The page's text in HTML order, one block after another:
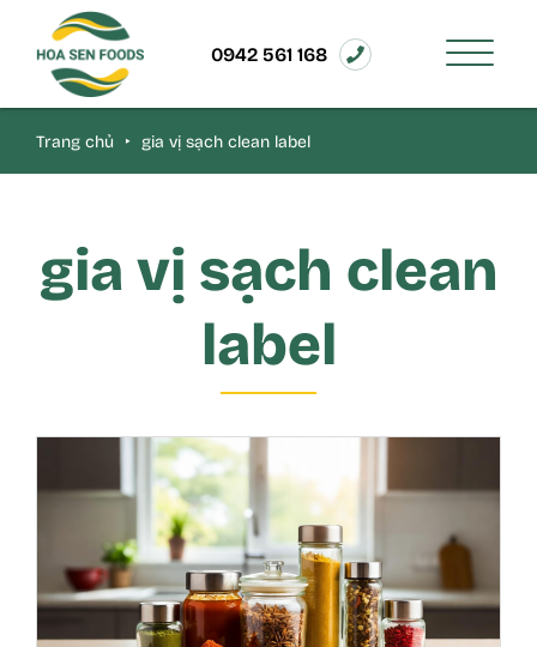
0942 561 168
Trang chủ ‣ gia vị sạch clean label
gia vị sạch clean
label